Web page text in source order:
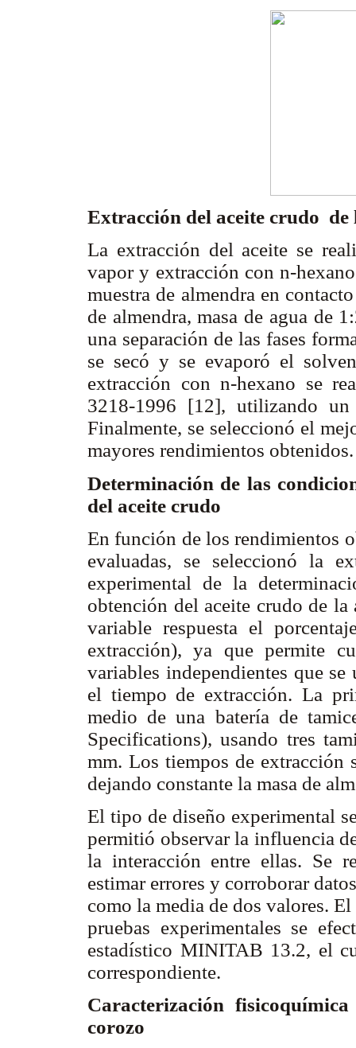
Extracción del aceite crudo
La extracción del aceite se
vapor y extracción con n-
muestra de almendra en
de almendra, masa de agua de
una separación de las fases
se secó y se evaporó el
extracción con n-hexano se
3218-1996 [12], utilizando
Finalmente, se seleccionó el
mayores rendimientos
Determinación de las
del aceite crudo
En función de los rendimientos
evaluadas, se seleccionó la
experimental de la
obtención del aceite crudo de
variable respuesta el
extracción), ya que permite
variables independientes que
el tiempo de extracción. La
medio de una batería de
Specifications), usando tres
mm. Los tiempos de extracción
dejando constante la masa de
El tipo de diseño experimental
permitió observar la influencia
la interacción entre ellas. Se
estimar errores y corroborar
como la media de dos valores.
pruebas experimentales se
estadístico MINITAB 13.2, el
correspondiente.
Caracterización
corozo